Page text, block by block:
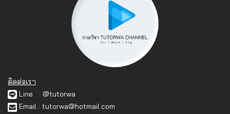
ติดต่อเรา
Line : @tutorwa
Email : tutorwa@hotmail.com